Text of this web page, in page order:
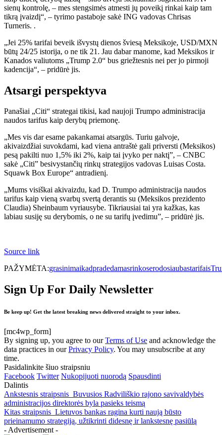
sienų kontrolę, – mes stengsimės atmesti jų poveikį rinkai kaip tam
tikrą įvaizdį“, – tyrimo pastaboje sakė ING vadovas Chrisas
Turneris. .
„Jei 25% tarifai beveik išvystų dienos šviesą Meksikoje, USD/MXN
būtų 24/25 istorija, o ne tik 21. Jau dabar manome, kad Meksikos ir
Kanados valiutoms „Trump 2.0“ bus griežtesnis nei per jo pirmoji
kadencija“, – pridūrė jis.
Atsargi perspektyva
Panašiai „Citi“ strategai tikisi, kad naujoji Trumpo administracija
naudos tarifus kaip derybų priemonę.
„Mes vis dar esame pakankamai atsargūs. Turiu galvoje,
akivaizdžiai suvokdami, kad viena antraštė gali priversti (Meksikos)
pesą pakilti nuo 1,5% iki 2%, kaip tai įvyko per naktį”, – CNBC
sakė „Citi” besivystančių rinkų strategijos vadovas Luisas Costa.
Squawk Box Europe“ antradienį.
„Mums visiškai akivaizdu, kad D. Trumpo administracija naudos
tarifus kaip vieną svarbų svertą derantis su (Meksikos prezidento
Claudia) Sheinbaum vyriausybe. Tikriausiai tai yra kažkas, kas
labiau susiję su derybomis, o ne su tarifų įvedimu”, – pridūrė jis.
Source link
PAŽYMĖTA:grasinimaikadpradedamasrinkoserodosiaubastarifais
Sign Up For Daily Newsletter
Be keep up! Get the latest breaking news delivered straight to your inbox.
[mc4wp_form]
By signing up, you agree to ourTerms of Use and acknowledge the
data practices in ourPrivacy Policy. You may unsubscribe at any
time.
Pasidalinkite šiuo straipsniu
Facebook Twitter Nukopijuoti nuorodą Spausdinti
Dalintis
Ankstesnis straipsnis Buvusios Radviliškio rajono savivaldybės
administracijos direktorės byla pasieks teismą
Kitas straipsnis Lietuvos bankas ragina kurti naują būsto
prieinamumo strategiją, užtikrinti didesnę ir lankstesnę pasiūlą
- Advertisement -